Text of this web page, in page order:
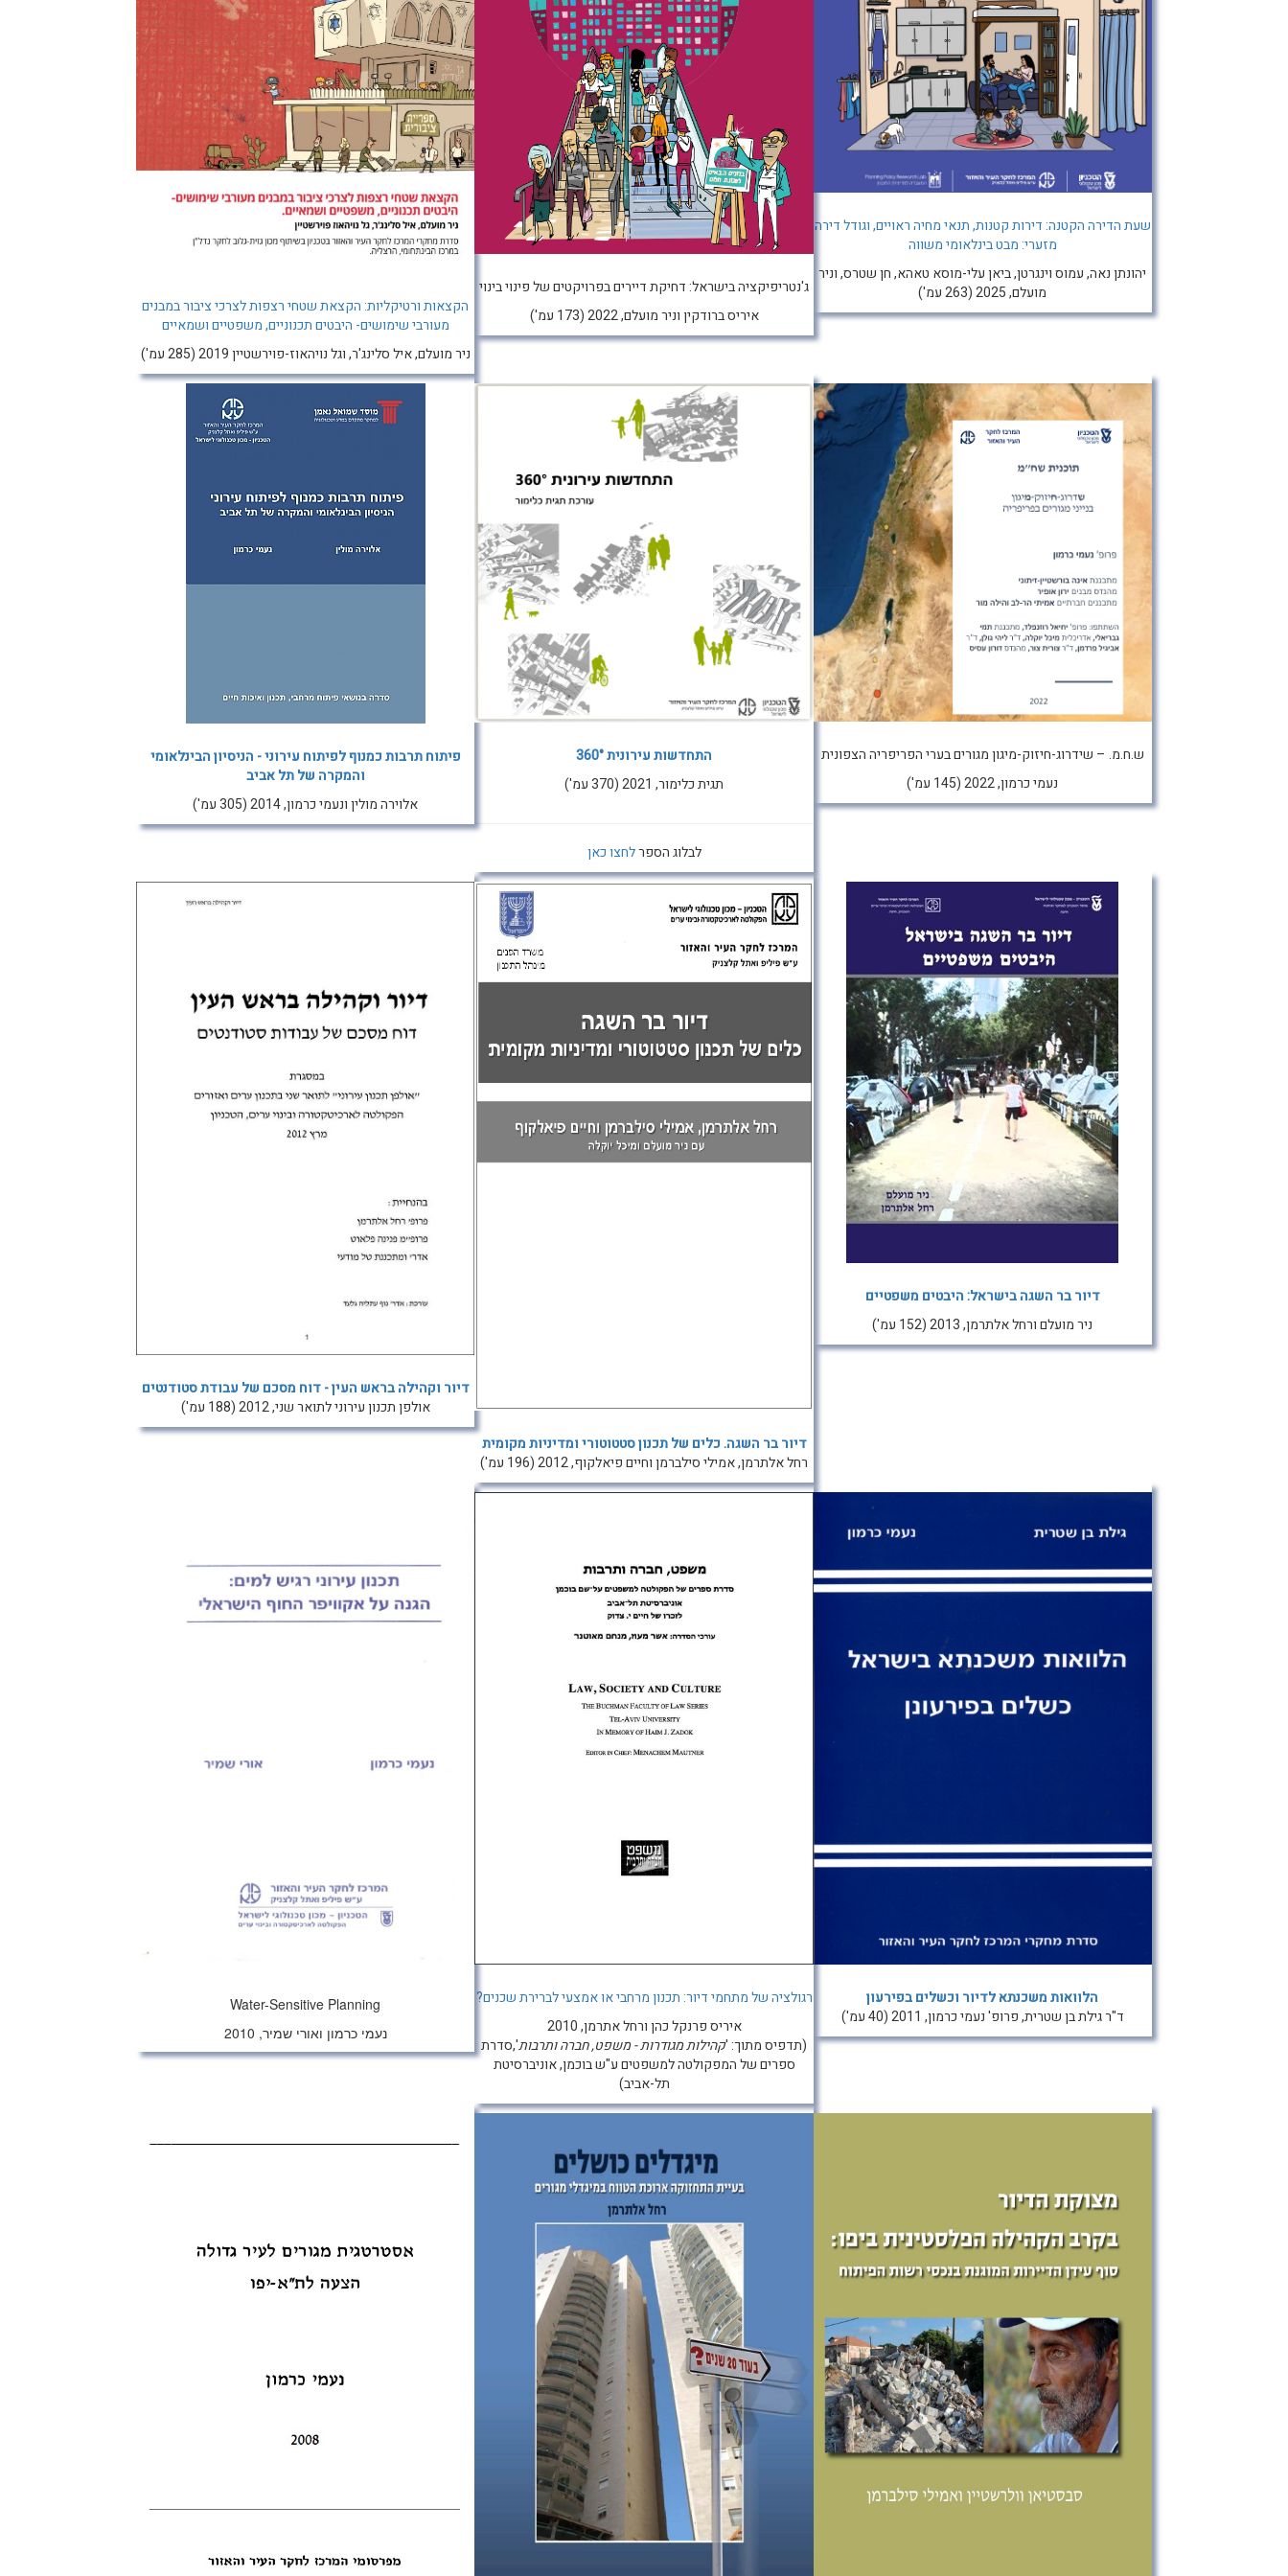
שעת הדירה הקטנה: דירות קטנות, תנאי מחיה ראויים, וגודל דירה
מזערי: מבט בינלאומי משווה
יהונתן נאה, עמוס וינגרטן, ביאן עלי-מוסא טאהא, חן שטרס, וניר
מועלם, 2025 (263 עמ')
ג'נטריפיקציה בישראל: דחיקת דיירים בפרויקטים של פינוי בינוי
איריס ברודקין וניר מועלם, 2022 (173 עמ')
הקצאות ורטיקליות: הקצאת שטחי רצפות לצרכי ציבור במבנים
מעורבי שימושים- היבטים תכנוניים, משפטיים ושמאיים
ניר מועלם, איל סלינג'ר, וגל נויהאוז-פוירשטיין 2019 (285 עמ')
ש.ח.מ. – שידרוג-חיזוק-מיגון מגורים בערי הפריפריה הצפונית
נעמי כרמון, 2022 (145 עמ')
התחדשות עירונית 360°
תגית כלימור, 2021 (370 עמ')
לבלוג הספרלחצו כאן
פיתוח תרבות כמנוף לפיתוח עירוני - הניסיון הבינלאומי
והמקרה של תל אביב
אלוירה מולין ונעמי כרמון, 2014 (305 עמ')
דיור בר השגה בישראל: היבטים משפטיים
ניר מועלם ורחל אלתרמן, 2013 (152 עמ')
דיור בר השגה. כלים של תכנון סטטוטורי ומדיניות מקומית
רחל אלתרמן, אמילי סילברמן וחיים פיאלקוף, 2012 (196 עמ')
דיור וקהילה בראש העין - דוח מסכם של עבודת סטודנטים
אולפן תכנון עירוני לתואר שני, 2012 (188 עמ')
הלוואות משכנתא לדיור וכשלים בפירעון
ד"ר גילת בן שטרית, פרופ' נעמי כרמון, 2011 (40 עמ')
רגולציה של מתחמי דיור: תכנון מרחבי או אמצעי לברירת שכנים?
איריס פרנקל כהן ורחל אתרמן, 2010
(תדפיס מתוך: 'קהילות מגודרות - משפט, חברה ותרבות',סדרת
ספרים של המפקולטה למשפטים ע"ש בוכמן, אוניברסיטת
תל-אביב)
Water-Sensitive Planning
נעמי כרמון ואורי שמיר, 2010